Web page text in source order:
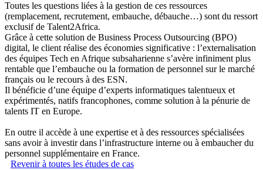
Toutes les questions liées à la gestion de ces ressources
(remplacement, recrutement, embauche, débauche…) sont du ressort
exclusif de Talent2Africa.
Grâce à cette solution de Business Process Outsourcing (BPO)
digital, le client réalise des économies significative : l’externalisation
des équipes Tech en Afrique subsaharienne s’avère infiniment plus
rentable que l’embauche ou la formation de personnel sur le marché
français ou le recours à des ESN.
Il bénéficie d’une équipe d’experts informatiques talentueux et
expérimentés, natifs francophones, comme solution à la pénurie de
talents IT en Europe.
En outre il accède à une expertise et à des ressources spécialisées
sans avoir à investir dans l’infrastructure interne ou à embaucher du
personnel supplémentaire en France.
Revenir à toutes les études de cas